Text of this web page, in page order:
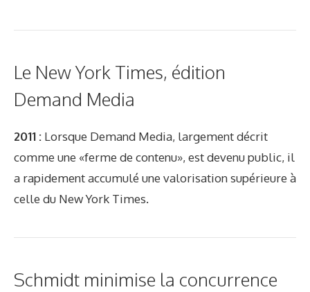
Le New York Times, édition
Demand Media
2011 : Lorsque Demand Media, largement décrit
comme une «ferme de contenu», est devenu public, il
a rapidement accumulé une valorisation supérieure à
celle du New York Times.
Schmidt minimise la concurrence